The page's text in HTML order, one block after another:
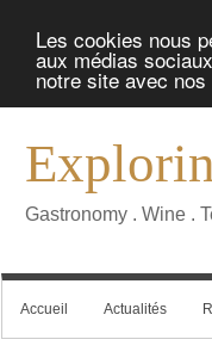
Les cookies nous
aux médias
notre site avec
Gastronomy . Wine .
Accueil Actualités